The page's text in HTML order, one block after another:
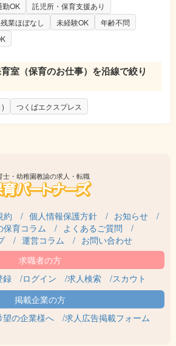
勤OK
託児所・保育支援あり
残業ほぼなし 未経験OK
年齢不問
室（保育のお仕事）を沿線で絞り
つくばエクスプレス
士・幼稚園教諭の求人・転職
約 個人情報保護方針
お知らせ
保育コラム
よくあるご質問
運営コラム お問い合わせ
録 ログイン 求人検索 スカウト
望の企業様へ 求人広告掲載フォーム